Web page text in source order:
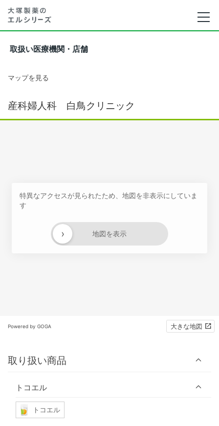
取扱い医療機関・店舗
マップを見る
産科婦人科 白鳥クリニック
特異なアクセスが見られたため、地図を非表示にしていま
す
地図を表示
›
Powered by GOGA 大きな地図
取り扱い商品
トコエル
トコエル